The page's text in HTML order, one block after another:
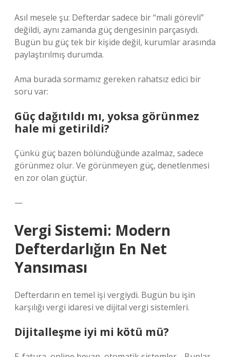
Asıl mesele şu: Defterdar sadece bir “mali görevli”
değildi, aynı zamanda güç dengesinin parçasıydı.
Bugün bu güç tek bir kişide değil, kurumlar arasında
paylaştırılmış durumda.
Ama burada sormamız gereken rahatsız edici bir
soru var:
Güç dağıtıldı mı, yoksa görünmez
hale mi getirildi?
Çünkü güç bazen bölündüğünde azalmaz, sadece
görünmez olur. Ve görünmeyen güç, denetlenmesi
en zor olan güçtür.
—
Vergi Sistemi: Modern
Defterdarlığın En Net
Yansıması
Defterdarın en temel işi vergiydi. Bugün bu işin
karşılığı vergi idaresi ve dijital vergi sistemleri.
Dijitalleşme iyi mi kötü mü?